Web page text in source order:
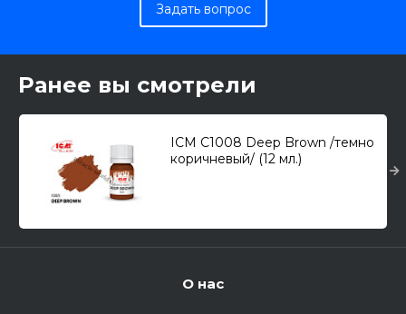
Задать вопрос
Ранее вы смотрели
ICM C1008 Deep Brown /темно
коричневый/ (12 мл.)
О нас